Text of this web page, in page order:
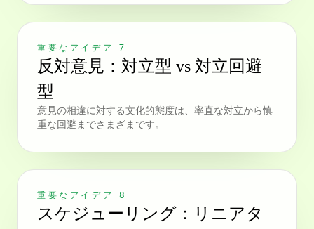
重要なアイデア 7
反対意見：対立型 vs 対立回避
型
意見の相違に対する文化的態度は、率直な対立から慎
重な回避までさまざまです。
重要なアイデア 8
スケジューリング：リニアタ